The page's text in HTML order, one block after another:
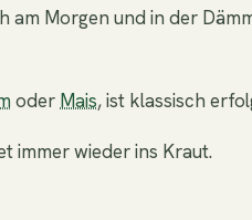
Morgen und in der
oder Mais, ist klassisch
immer wieder ins Kraut.